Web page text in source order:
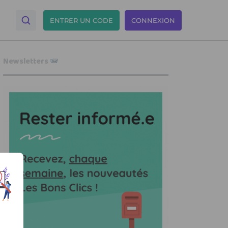
ENTRER UN CODE CONNEXION